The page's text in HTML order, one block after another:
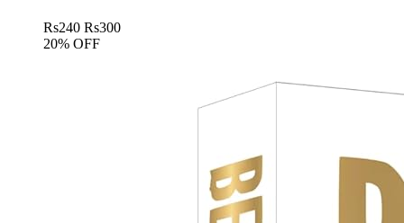
Rs240 Rs300
20% OFF